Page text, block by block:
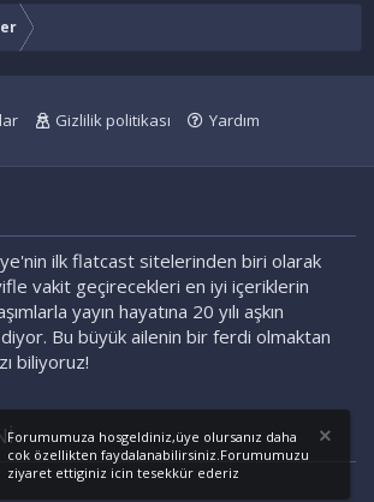
Gizlilik politikası
Yardım
ilk flatcast sitelerinden biri olarak
vakit geçirecekleri en iyi içeriklerin
yayın hayatına 20 yılı aşkın
Bu büyük ailenin bir ferdi olmaktan
biliyoruz!
Forumumuza hosgeldiniz,üye olursanız daha
cok özellikten faydalanabilirsiniz.Forumumuzu
ziyaret ettiginiz icin tesekkür ederiz